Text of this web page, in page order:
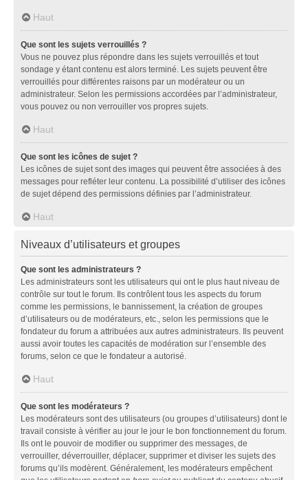
Haut
Que sont les sujets verrouillés ?
Vous ne pouvez plus répondre dans les sujets verrouillés et tout
sondage y étant contenu est alors terminé. Les sujets peuvent être
verrouillés pour différentes raisons par un modérateur ou un
administrateur. Selon les permissions accordées par l’administrateur,
vous pouvez ou non verrouiller vos propres sujets.
Haut
Que sont les icônes de sujet ?
Les icônes de sujet sont des images qui peuvent être associées à des
messages pour refléter leur contenu. La possibilité d’utiliser des icônes
de sujet dépend des permissions définies par l’administrateur.
Haut
Niveaux d’utilisateurs et groupes
Que sont les administrateurs ?
Les administrateurs sont les utilisateurs qui ont le plus haut niveau de
contrôle sur tout le forum. Ils contrôlent tous les aspects du forum
comme les permissions, le bannissement, la création de groupes
d’utilisateurs ou de modérateurs, etc., selon les permissions que le
fondateur du forum a attribuées aux autres administrateurs. Ils peuvent
aussi avoir toutes les capacités de modération sur l’ensemble des
forums, selon ce que le fondateur a autorisé.
Haut
Que sont les modérateurs ?
Les modérateurs sont des utilisateurs (ou groupes d’utilisateurs) dont le
travail consiste à vérifier au jour le jour le bon fonctionnement du forum.
Ils ont le pouvoir de modifier ou supprimer des messages, de
verrouiller, déverrouiller, déplacer, supprimer et diviser les sujets des
forums qu’ils modèrent. Généralement, les modérateurs empêchent